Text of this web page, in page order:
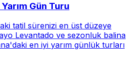
Gün Turu
tatil sürenizi en üst düzeye
Levantado ve sezonluk balina
en iyi yarım günlük turları